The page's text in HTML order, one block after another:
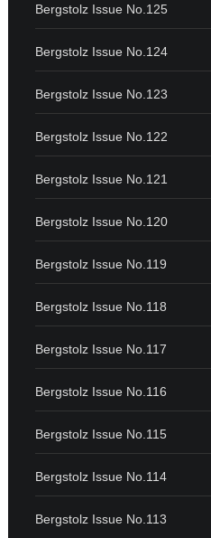
Bergstolz Issue No.125
Bergstolz Issue No.124
Bergstolz Issue No.123
Bergstolz Issue No.122
Bergstolz Issue No.121
Bergstolz Issue No.120
Bergstolz Issue No.119
Bergstolz Issue No.118
Bergstolz Issue No.117
Bergstolz Issue No.116
Bergstolz Issue No.115
Bergstolz Issue No.114
Bergstolz Issue No.113